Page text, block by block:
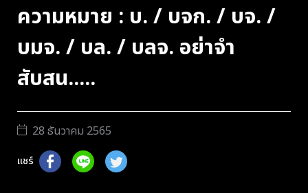
ความหมาย : บ. / บจก. / บจ. /
บมจ. / บล. / บลจ. อย่าจำ
สับสน.....
28 ธันวาคม 2565
แชร์